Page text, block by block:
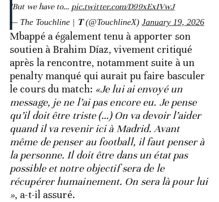
"But we have to… pic.twitter.com/D99xExIVwJ
— The Touchline | 𝐓 (@TouchlineX) January 19, 2026
Mbappé a également tenu à apporter son
soutien à Brahim Díaz, vivement critiqué
après la rencontre, notamment suite à un
penalty manqué qui aurait pu faire basculer
le cours du match: «Je lui ai envoyé un
message, je ne l’ai pas encore eu. Je pense
qu’il doit être triste (…) On va devoir l’aider
quand il va revenir ici à Madrid. Avant
même de penser au football, il faut penser à
la personne. Il doit être dans un état pas
possible et notre objectif sera de le
récupérer humainement. On sera là pour lui
», a-t-il assuré.